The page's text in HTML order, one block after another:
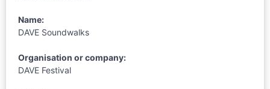
Name:
DAVE Soundwalks
Organisation or company:
DAVE Festival